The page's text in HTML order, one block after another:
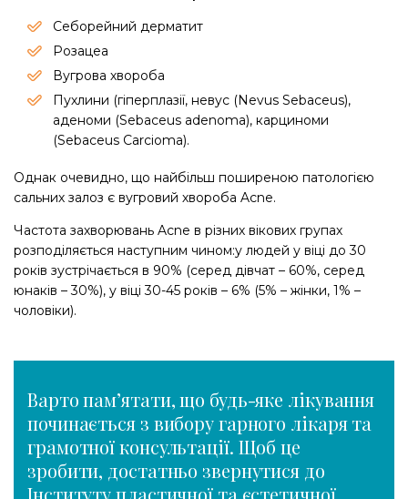
Себорейний дерматит
Розацеа
Вугрова хвороба
Пухлини (гіперплазії, невус (Nevus Sebaceus),
аденоми (Sebaceus adenoma), карциноми
(Sebaceus Carcioma).
Однак очевидно, що найбільш поширеною патологією
сальних залоз є вугровий хвороба Acne.
Частота захворювань Acne в різних вікових групах
розподіляється наступним чином:у людей у віці до 30
років зустрічається в 90% (серед дівчат – 60%, серед
юнаків – 30%), у віці 30-45 років – 6% (5% – жінки, 1% –
чоловіки).
Варто пам’ятати, що будь-яке лікування
починається з вибору гарного лікаря та
грамотної консультації. Щоб це
зробити, достатньо звернутися до